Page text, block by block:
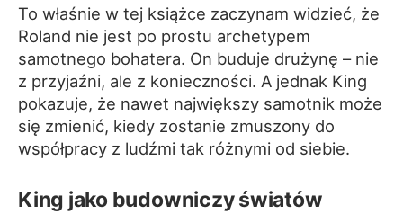
To właśnie w tej książce zaczynam widzieć, że
Roland nie jest po prostu archetypem
samotnego bohatera. On buduje drużynę – nie
z przyjaźni, ale z konieczności. A jednak King
pokazuje, że nawet największy samotnik może
się zmienić, kiedy zostanie zmuszony do
współpracy z ludźmi tak różnymi od siebie.
King jako budowniczy światów